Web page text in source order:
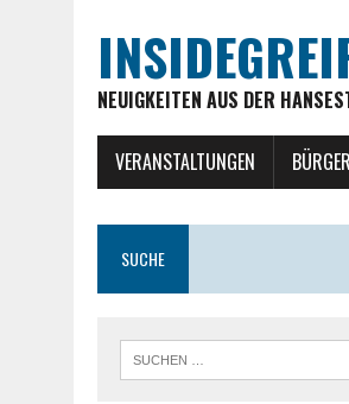
NEUIGKEITEN AUS DER
VERANSTALTUNGEN
SUCHE